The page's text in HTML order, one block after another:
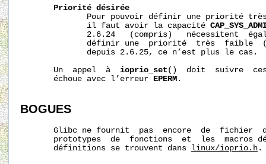
Priorité désirée
Pour pouvoir définir une priorité
              il faut avoir la capacité
2.6.24   (compris)   nécessitent
définir une  priorité  très  faible
              depuis 2.6.25, ce n’est plus le cas.
       Un  appel  à
ioprio_set ()  doit  suivre
       échoue avec l’erreur
EPERM .
BOGUES
Glibc ne fournit  pas  encore  de  fichier
prototypes  de  fonctions  et  les  macros
       définitions se trouvent dans
linux/ioprio.h .